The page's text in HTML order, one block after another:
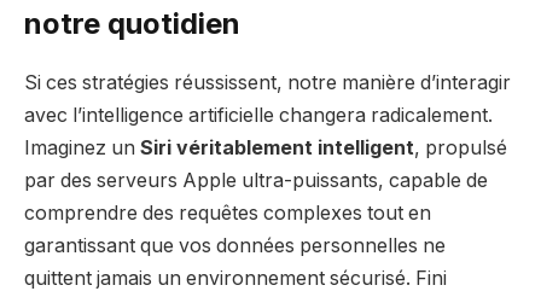
notre quotidien
Si ces stratégies réussissent, notre manière d’interagir
avec l’intelligence artificielle changera radicalement.
Imaginez un Siri véritablement intelligent, propulsé
par des serveurs Apple ultra-puissants, capable de
comprendre des requêtes complexes tout en
garantissant que vos données personnelles ne
quittent jamais un environnement sécurisé. Fini